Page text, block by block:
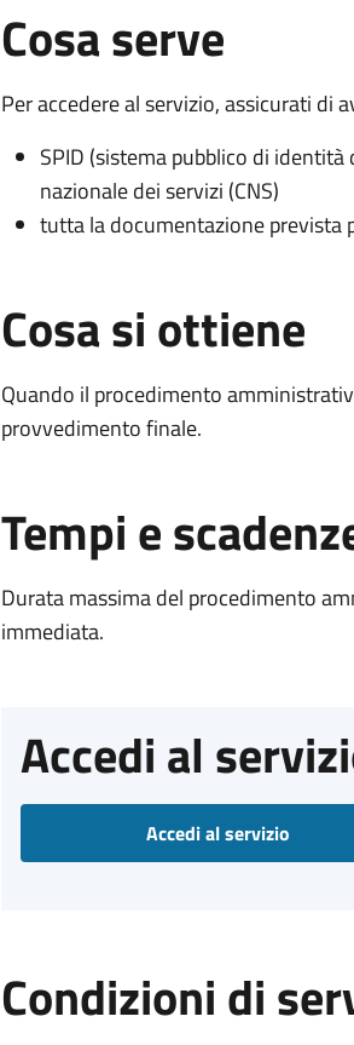
Cosa serve
Per accedere al servizio, assicurati di
SPID (sistema pubblico di
nazionale dei servizi (CNS)
tutta la documentazione prevista
Cosa si ottiene
Quando il procedimento
provvedimento finale.
Tempi e
Durata massima del procedimento
immediata.
Accedi al
Accedi al servizio
Condizioni di